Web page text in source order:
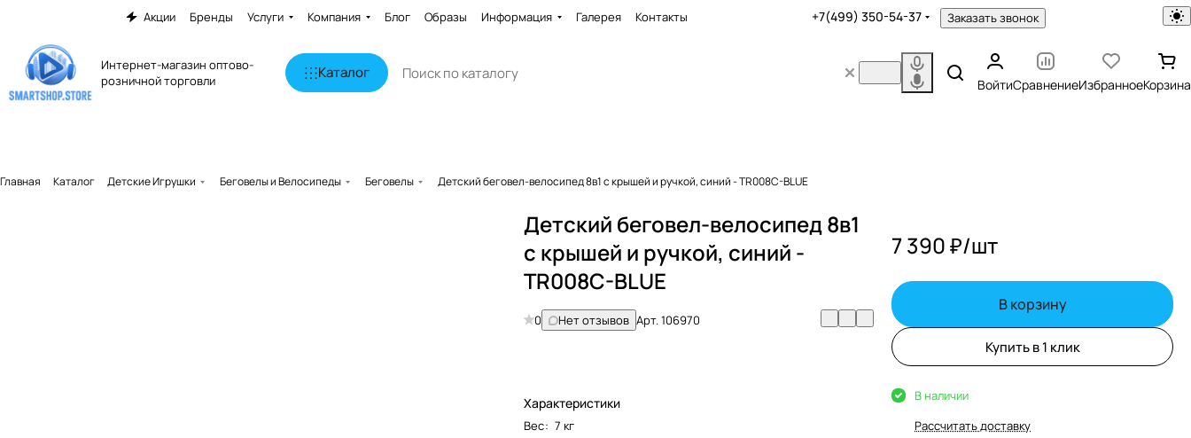
Акции Бренды Услуги Компания Блог Образы Информация Галерея Контакты +7(499) 350-54-37 Заказать звонок
Интернет-магазин оптово-
розничной торговли
Каталог
ВойтиСравнениеИзбранноеКорзина
Главная Каталог Детские Игрушки Беговелы и Велосипеды Беговелы Детский беговел-велосипед 8в1 с крышей и ручкой, синий - TR008C-BLUE
Детский беговел-велосипед 8в1
с крышей и ручкой, синий -
TR008C-BLUE
0 Нет отзывов Арт.106970
Характеристики
Вес: 7 кг
7 390 ₽/шт
В корзину
Купить в 1 клик
В наличии
Рассчитать доставку